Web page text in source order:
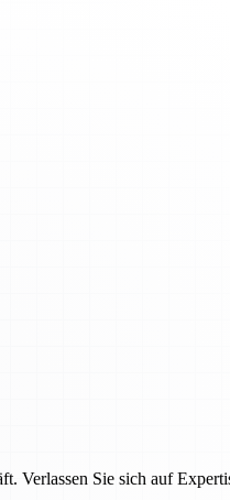
Verlassen Sie sich auf